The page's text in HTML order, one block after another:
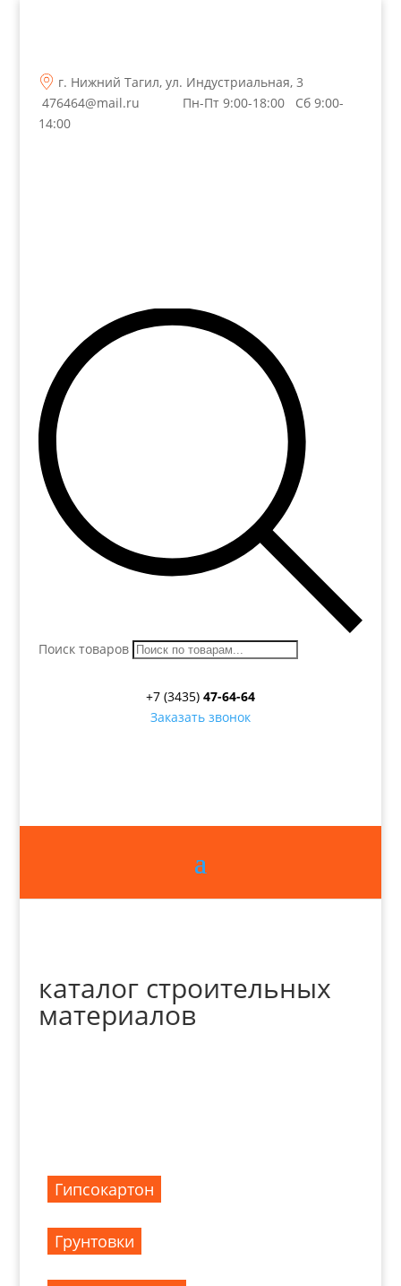
г. Нижний Тагил, ул. Индустриальная, 3
476464@mail.ru
Пн-Пт 9:00-18:00 Сб 9:00-
14:00
Поиск товаров
+7 (3435) 47-64-64
Заказать звонок
каталог строительных
материалов
Гипсокартон
Грунтовки